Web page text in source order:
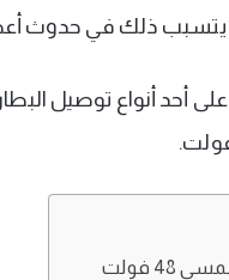
أحد أنواع توصيل
فولت